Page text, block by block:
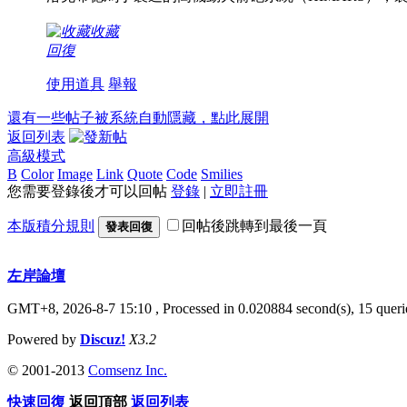
收藏
回復
使用道具 舉報
還有一些帖子被系統自動隱藏，點此展開
返回列表
高級模式
B Color Image Link Quote Code Smilies
您需要登錄後才可以回帖 登錄 | 立即註冊
本版積分規則 發表回復 回帖後跳轉到最後一頁
左岸論壇
GMT+8, 2026-8-7 15:10 , Processed in 0.020884 second(s), 15
Powered by Discuz! X3.2
© 2001-2013 Comsenz Inc.
快速回復 返回頂部 返回列表